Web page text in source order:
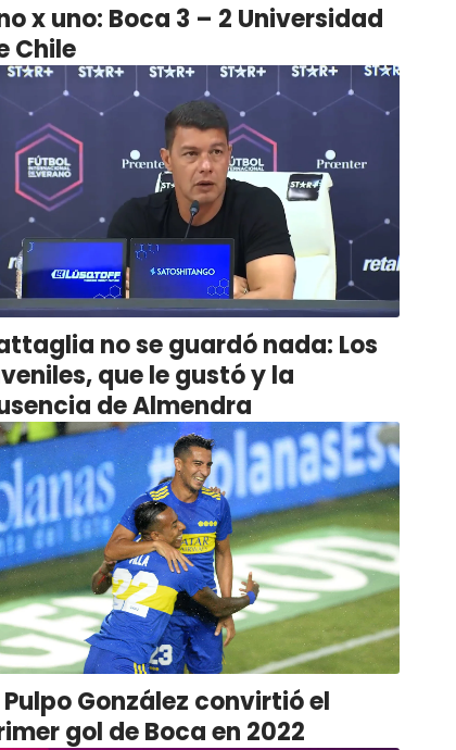
x uno: Boca 3 – 2 Universidad
Chile
no se guardó nada: Los
que le gustó y la
de Almendra
Pulpo González convirtió el
gol de Boca en 2022